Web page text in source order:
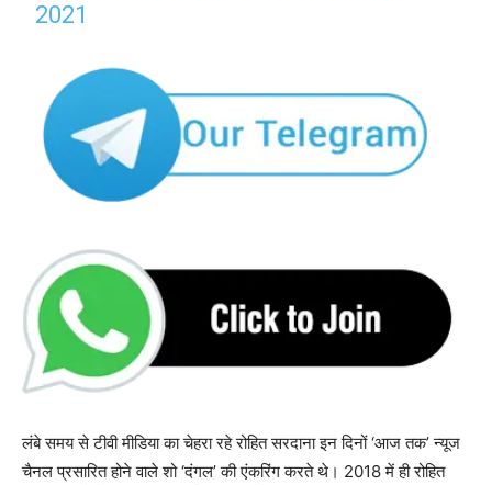
2021
लंबे समय से टीवी मीडिया का चेहरा रहे रोहित सरदाना इन दिनों ‘आज तक’ न्यूज
चैनल प्रसारित होने वाले शो ‘दंगल’ की एंकरिंग करते थे। 2018 में ही रोहित